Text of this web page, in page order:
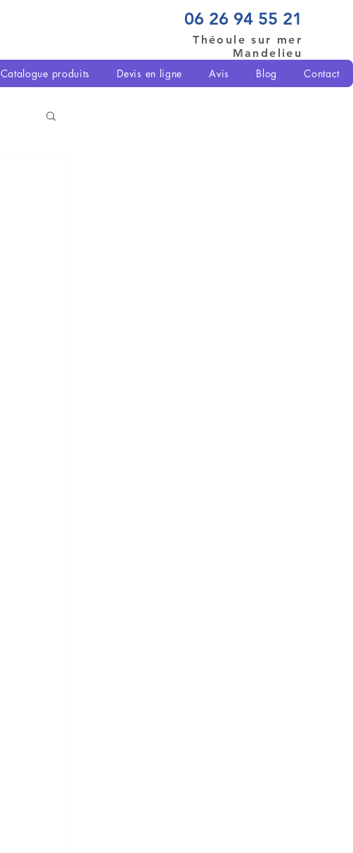
06 26 94 55 21
Théoule sur mer
Mandelieu
Catalogue produits Devis en ligne Avis Blog Contact